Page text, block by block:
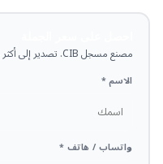
مصنع مسجل CIB. تصدير إلى أكثر من 50 دولة. يشمل COA وMSDS وTDS.
الاسم *
واتساب / هاتف *